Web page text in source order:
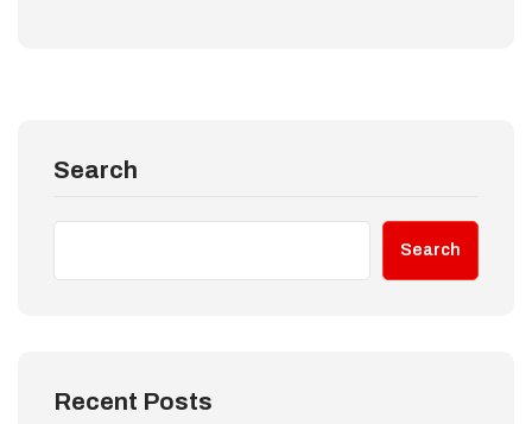
Search
Search
Recent Posts